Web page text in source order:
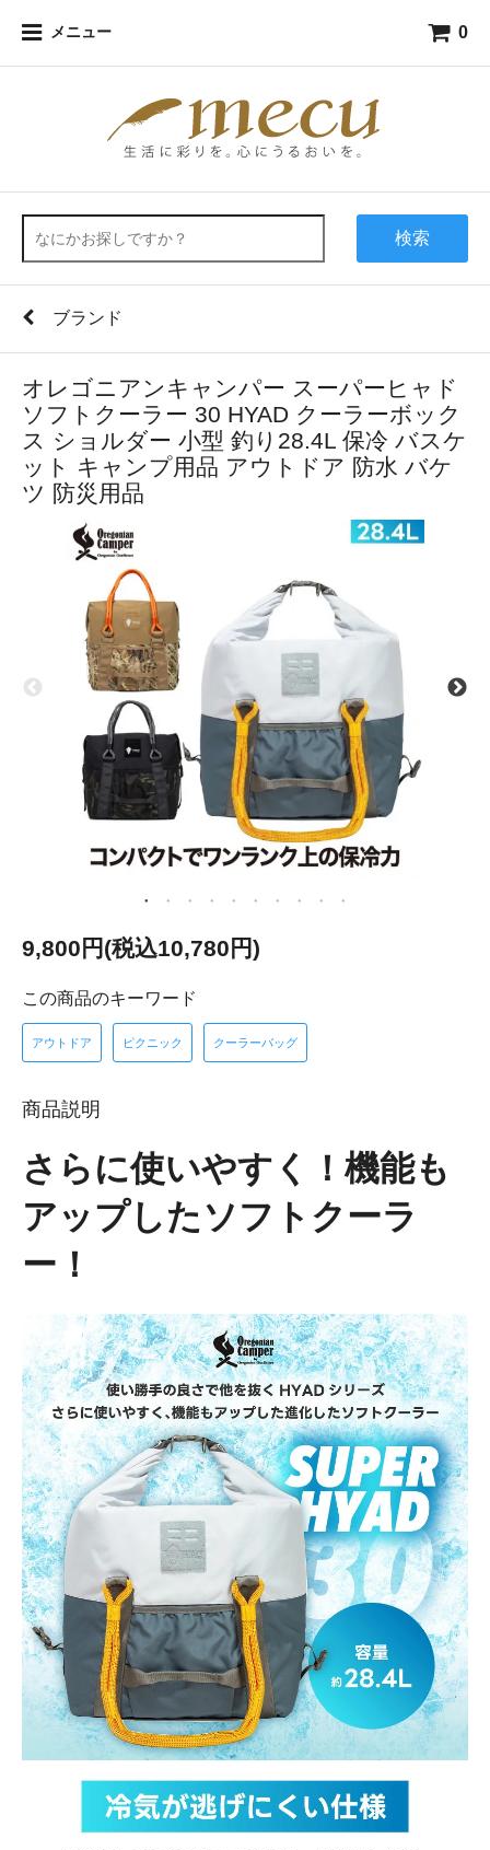
メニュー 0
検索
ブランド
オレゴニアンキャンパー スーパーヒャド
ソフトクーラー 30 HYAD クーラーボック
ス ショルダー 小型 釣り28.4L 保冷 バスケ
ット キャンプ用品 アウトドア 防水 バケ
ツ 防災用品
9,800円(税込10,780円)
この商品のキーワード
アウトドア ピクニック クーラーバッグ
商品説明
さらに使いやすく！機能も
アップしたソフトクーラ
ー！